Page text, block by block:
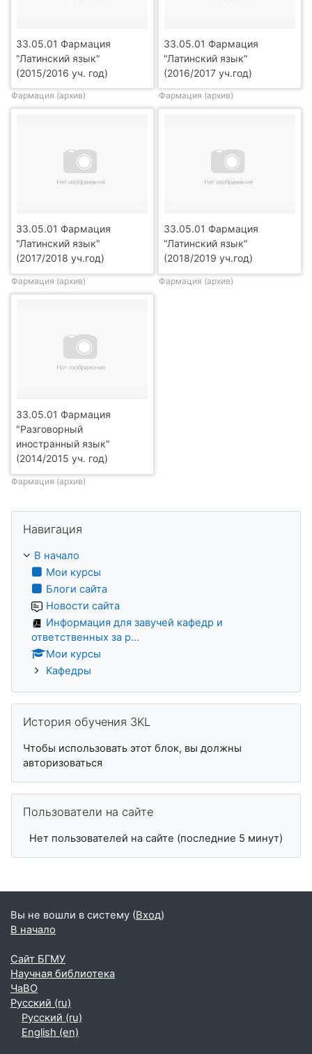
33.05.01 Фармация
"Латинский язык"
(2015/2016 уч. год)
Фармация (архив)
33.05.01 Фармация
"Латинский язык"
(2016/2017 уч.год)
Фармация (архив)
33.05.01 Фармация
"Латинский язык"
(2017/2018 уч.год)
Фармация (архив)
33.05.01 Фармация
"Латинский язык"
(2018/2019 уч.год)
Фармация (архив)
33.05.01 Фармация
"Разговорный
иностранный язык"
(2014/2015 уч. год)
Фармация (архив)
Навигация
В начало
Мои курсы
Блоги сайта
Новости сайта
Информация для завучей кафедр и
ответственных за р...
Мои курсы
Кафедры
История обучения 3KL
Чтобы использовать этот блок, вы должны
авторизоваться
Пользователи на сайте
Нет пользователей на сайте (последние 5 минут)
Вы не вошли в систему (Вход)
В начало
Сайт БГМУ
Научная библиотека
ЧаВО
Русский ‎(ru)‎
Русский ‎(ru)‎
English ‎(en)‎